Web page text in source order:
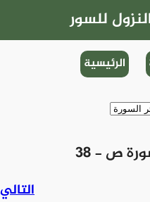
للسور
الرئيسية
سورة ص
التالي